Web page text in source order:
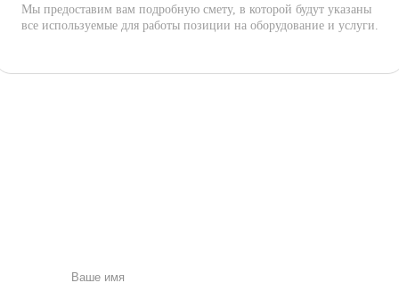
Мы предоставим вам подробную смету, в которой будут указаны
все используемые для работы позиции на оборудование и услуги.